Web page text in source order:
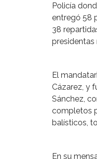
Policía
entregó 58
38
presidentas
El
Cázarez, y
Sánchez,
completos
balísticos,
En su